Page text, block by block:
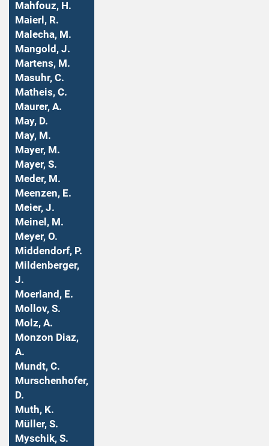
Mahfouz, H.
Maierl, R.
Malecha, M.
Mangold, J.
Martens, M.
Masuhr, C.
Matheis, C.
Maurer, A.
May, D.
May, M.
Mayer, M.
Mayer, S.
Meder, M.
Meenzen, E.
Meier, J.
Meinel, M.
Meyer, O.
Middendorf, P.
Mildenberger,
J.
Moerland, E.
Mollov, S.
Molz, A.
Monzon Diaz,
A.
Mundt, C.
Murschenhofer,
D.
Muth, K.
Müller, S.
Myschik, S.